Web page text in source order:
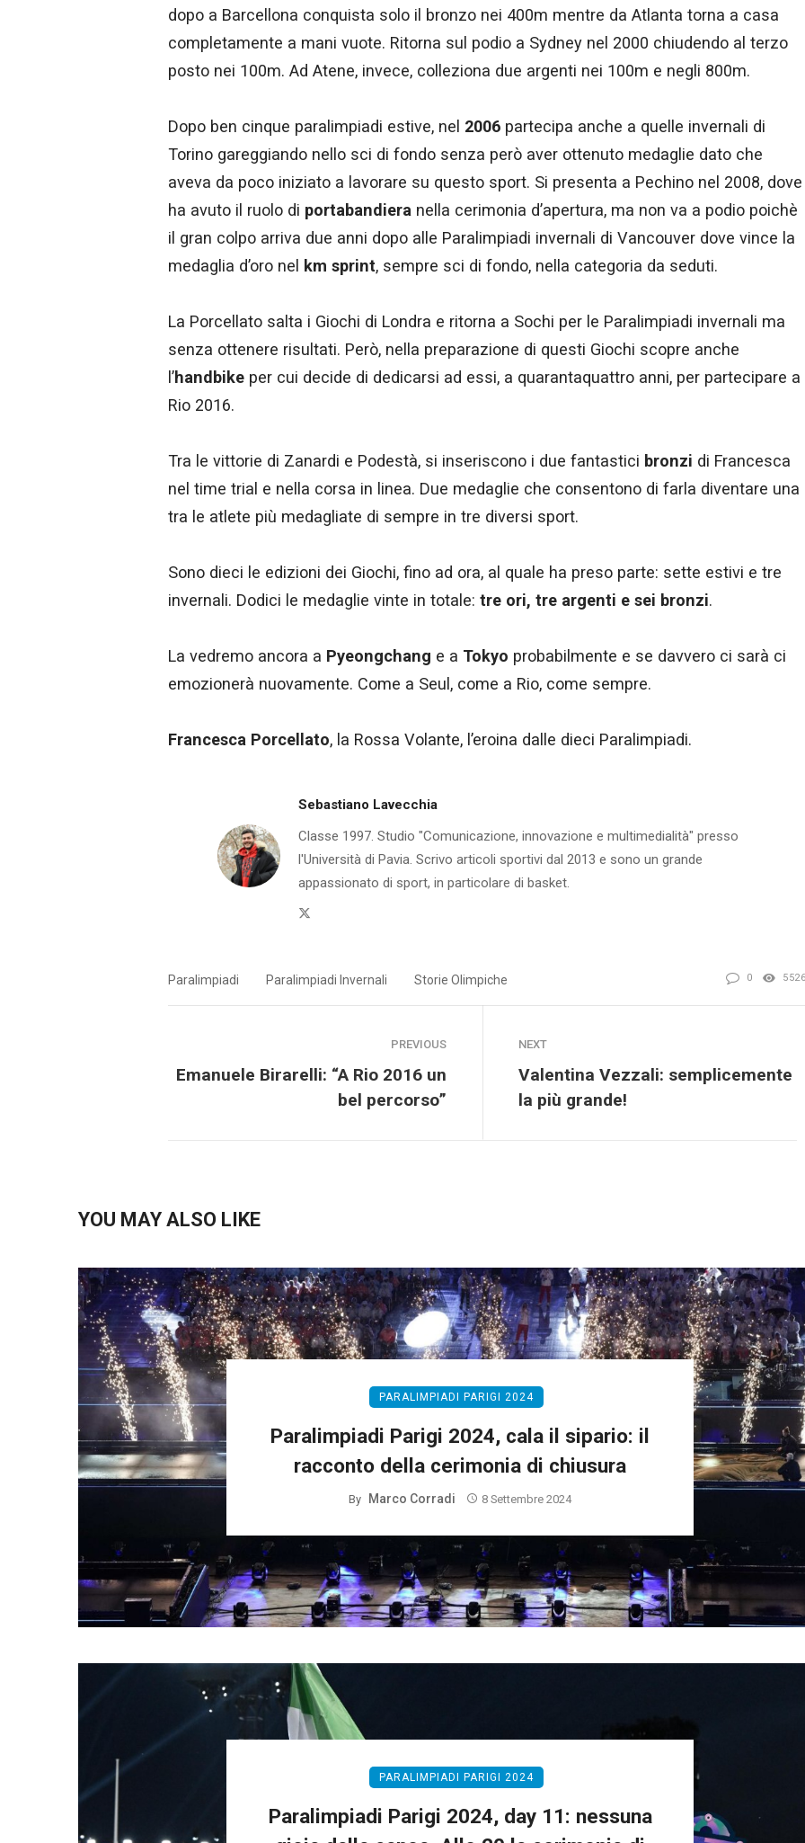
dopo a Barcellona conquista solo il bronzo nei 400m mentre da Atlanta torna a casa
completamente a mani vuote. Ritorna sul podio a Sydney nel 2000 chiudendo al terzo
posto nei 100m. Ad Atene, invece, colleziona due argenti nei 100m e negli 800m.
Dopo ben cinque paralimpiadi estive, nel 2006 partecipa anche a quelle invernali di
Torino gareggiando nello sci di fondo senza però aver ottenuto medaglie dato che
aveva da poco iniziato a lavorare su questo sport. Si presenta a Pechino nel 2008, dove
ha avuto il ruolo di portabandiera nella cerimonia d’apertura, ma non va a podio poichè
il gran colpo arriva due anni dopo alle Paralimpiadi invernali di Vancouver dove vince la
medaglia d’oro nel
km sprint, sempre sci di fondo, nella categoria da seduti.
La Porcellato salta i Giochi di Londra e ritorna a Sochi per le Paralimpiadi invernali ma
senza ottenere risultati. Però, nella preparazione di questi Giochi scopre anche
l’handbike per cui decide di dedicarsi ad essi, a quarantaquattro anni, per partecipare a
Rio 2016.
Tra le vittorie di Zanardi e Podestà, si inseriscono i due fantastici bronzi di Francesca
nel time trial e nella corsa in linea. Due medaglie che consentono di farla diventare una
tra le atlete più medagliate di sempre in tre diversi sport.
Sono dieci le edizioni dei Giochi, fino ad ora, al quale ha preso parte: sette estivi e tre
invernali. Dodici le medaglie vinte in totale: tre ori, tre argenti e sei bronzi.
La vedremo ancora a Pyeongchang e a Tokyo probabilmente e se davvero ci sarà ci
emozionerà nuovamente. Come a Seul, come a Rio, come sempre.
Francesca Porcellato, la Rossa Volante, l’eroina dalle dieci Paralimpiadi.
Sebastiano Lavecchia
Classe 1997. Studio "Comunicazione, innovazione e multimedialità" presso
l'Università di Pavia. Scrivo articoli sportivi dal 2013 e sono un grande
appassionato di sport, in particolare di basket.
Paralimpiadi Paralimpiadi Invernali Storie Olimpiche 0 5526
PREVIOUS
Emanuele Birarelli: “A Rio 2016 un
bel percorso”
NEXT
Valentina Vezzali: semplicemente
la più grande!
YOU MAY ALSO LIKE
PARALIMPIADI PARIGI 2024
Paralimpiadi Parigi 2024, cala il sipario: il
racconto della cerimonia di chiusura
By Marco Corradi 8 Settembre 2024
PARALIMPIADI PARIGI 2024
Paralimpiadi Parigi 2024, day 11: nessuna